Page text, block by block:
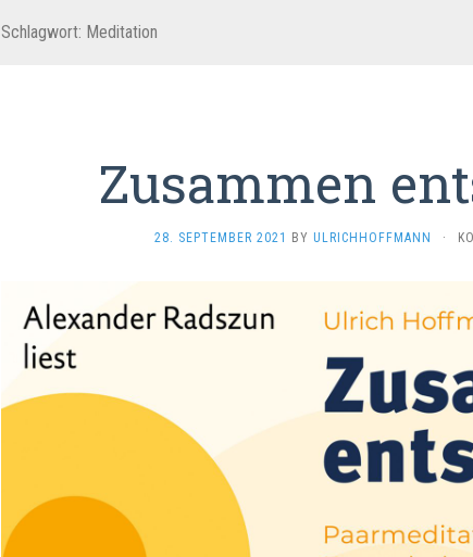
Schlagwort: Meditation
Zusammen
28. SEPTEMBER 2021 BY ULRICHHOFFMANN ·